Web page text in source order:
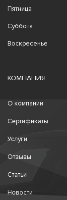
Пятница
Суббота
Воскресенье
КОМПАНИЯ
О компании
Сертификаты
Услуги
Отзывы
Статьи
Новости